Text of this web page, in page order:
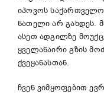
იპოვოს
ნათელი არ გახდეს.
ასეთ ადგილზე
ყველანაირი გზის
ქვეყანასთან.
ჩვენ ვიმყოფებით